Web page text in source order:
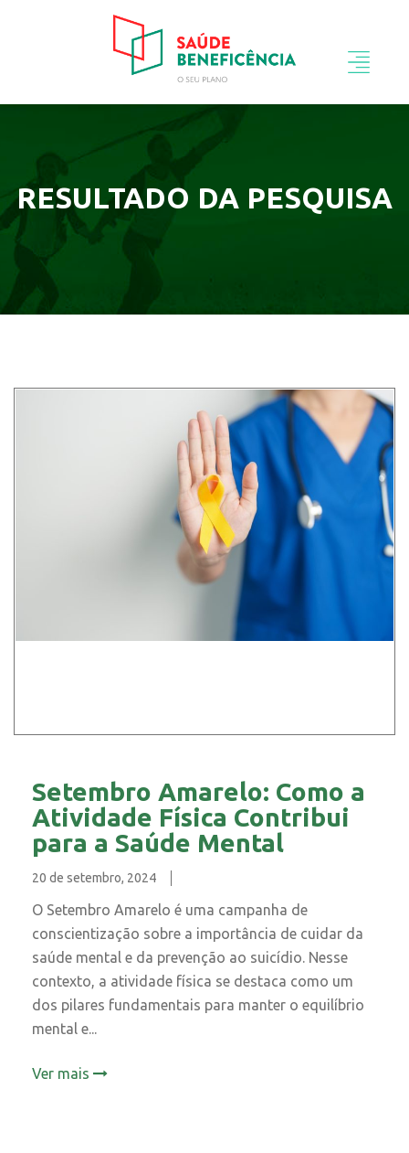
RESULTADO DA PESQUISA
Setembro Amarelo: Como a
Atividade Física Contribui
para a Saúde Mental
20 de setembro, 2024
O Setembro Amarelo é uma campanha de
conscientização sobre a importância de cuidar da
saúde mental e da prevenção ao suicídio. Nesse
contexto, a atividade física se destaca como um
dos pilares fundamentais para manter o equilíbrio
mental e...
Ver mais